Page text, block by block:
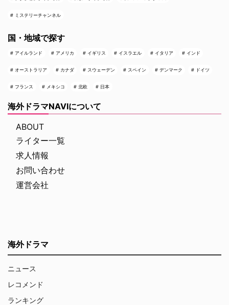
ミステリーチャンネル
国・地域で探す
アイルランド アメリカ イギリス イスラエル イタリア インド
オーストラリア カナダ スウェーデン スペイン デンマーク ドイツ
フランス メキシコ 北欧 日本
海外ドラマNAVIについて
ABOUT
ライター一覧
求人情報
お問い合わせ
運営会社
海外ドラマ
ニュース
レコメンド
ランキング